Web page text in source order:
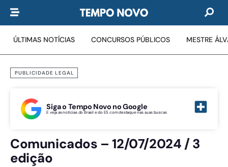
ÚLTIMAS NOTÍCIAS CONCURSOS PÚBLICOS MESTRE
PUBLICIDADE LEGAL
Siga o Tempo Novo no Google
E veja as notícias do Brasil e do ES com destaque nas suas buscas
Comunicados – 12/07/2024 / 3
edição